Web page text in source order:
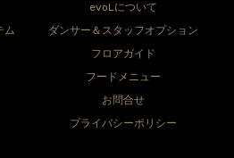
evoLについて
ム
ダンサー＆スタッフオプション
フロアガイド
フードメニュー
お問合せ
プライバシーポリシー